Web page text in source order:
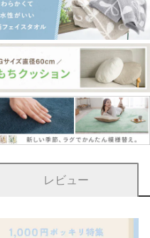
レビュー